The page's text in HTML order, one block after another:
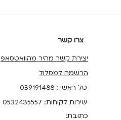
צרו קשר
יצירת קשר מהיר מהוואטסאפ
טל ראשי : 039191488
שירות לקוחות: 0532435557
כתובת:
הרשמה למסלול